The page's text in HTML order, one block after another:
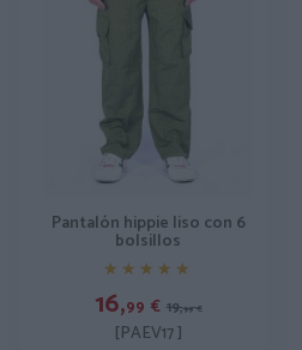
Pantalón hippie liso con 6
bolsillos
★★★★★
★★★★★
16,99 € 19,99 €
[PAEV17 ]